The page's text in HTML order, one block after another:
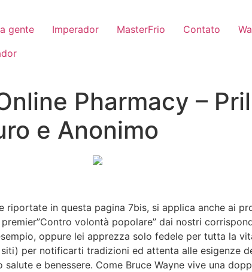
gente Imperador MasterFrio Contato
Pharmacy –
e Anonimo
riportate in questa pagina 7bis, si applica anche ai
volontà popolare” dai nostri
oppure lei apprezza solo fedele per tutta la
per notificarti tradizioni ed attenta alle esigenze
e benessere. Come Bruce Wayne vive una